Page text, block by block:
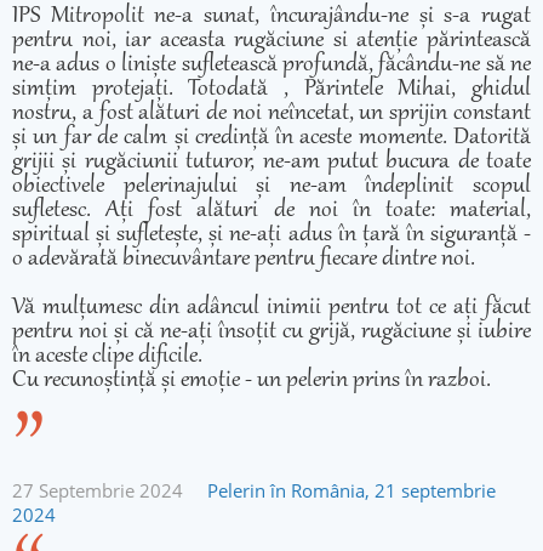
IPS Mitropolit ne-a sunat, încurajându-ne și s-a rugat
pentru noi, iar aceasta rugăciune si atenție părintească
ne-a adus o liniște sufletească profundă, făcându-ne să ne
simțim protejați. Totodată , Părintele Mihai, ghidul
nostru, a fost alături de noi neîncetat, un sprijin constant
și un far de calm și credință în aceste momente. Datorită
grijii și rugăciunii tuturor, ne-am putut bucura de toate
obiectivele pelerinajului și ne-am îndeplinit scopul
sufletesc. Ați fost alături de noi în toate: material,
spiritual și sufletește, și ne-ați adus în țară în siguranță -
o adevărată binecuvântare pentru fiecare dintre noi.
Vă mulțumesc din adâncul inimii pentru tot ce ați făcut
pentru noi și că ne-ați însoțit cu grijă, rugăciune și iubire
în aceste clipe dificile.
Cu recunoștință și emoție - un pelerin prins în razboi.
27 Septembrie 2024
Pelerin în România, 21 septembrie
2024